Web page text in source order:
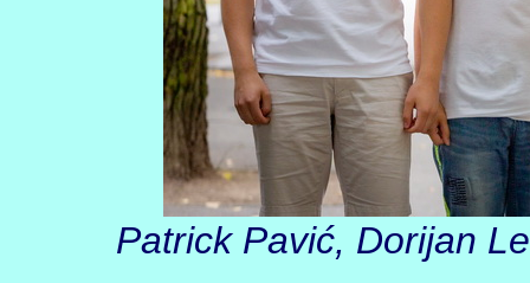
Patrick Pavić, Dorijan